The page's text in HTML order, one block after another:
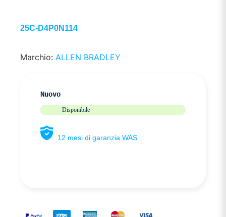
25C-D4P0N114
Marchio: ALLEN BRADLEY
Nuovo
Disponibile
12 mesi di garanzia WAS